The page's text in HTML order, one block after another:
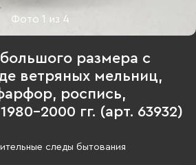
Фото1 из 4
размера с
ветряных мельниц,
роспись,
2000 гг. (арт. 63932)
следы бытования